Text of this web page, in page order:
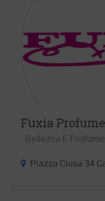
Fuxia
Bellezza E
Piazza Ciusa 34